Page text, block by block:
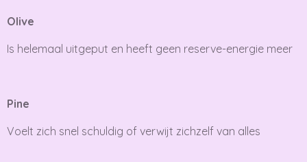
Olive
Is helemaal uitgeput en heeft geen reserve-energie meer
Pine
Voelt zich snel schuldig of verwijt zichzelf van alles